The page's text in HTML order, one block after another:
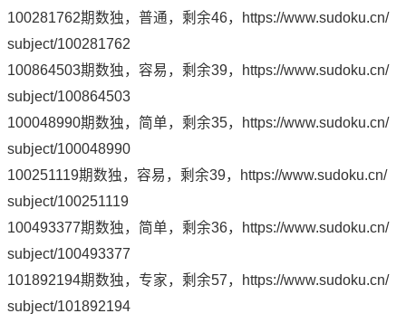
100281762期数独，普通，剩余46，
https://www.sudoku.cn/
subject/100281762
100864503期数独，容易，剩余39，
https://www.sudoku.cn/
subject/100864503
100048990期数独，简单，剩余35，
https://www.sudoku.cn/
subject/100048990
100251119期数独，容易，剩余39，
https://www.sudoku.cn/
subject/100251119
100493377期数独，简单，剩余36，
https://www.sudoku.cn/
subject/100493377
101892194期数独，专家，剩余57，
https://www.sudoku.cn/
subject/101892194